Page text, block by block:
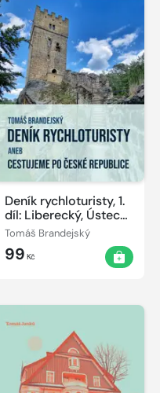
Deník rychloturisty, 1.
díl: Liberecký, Ústecký
a Karlovarský kraj
Tomáš Brandejský
99 Kč